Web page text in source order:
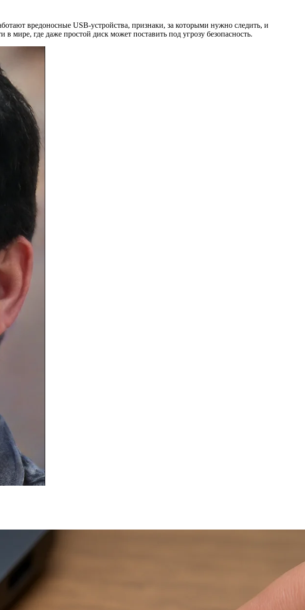
вредоносные USB-устройства, признаки, за которыми нужно следить, и
мире, где даже простой диск может поставить под угрозу безопасность.